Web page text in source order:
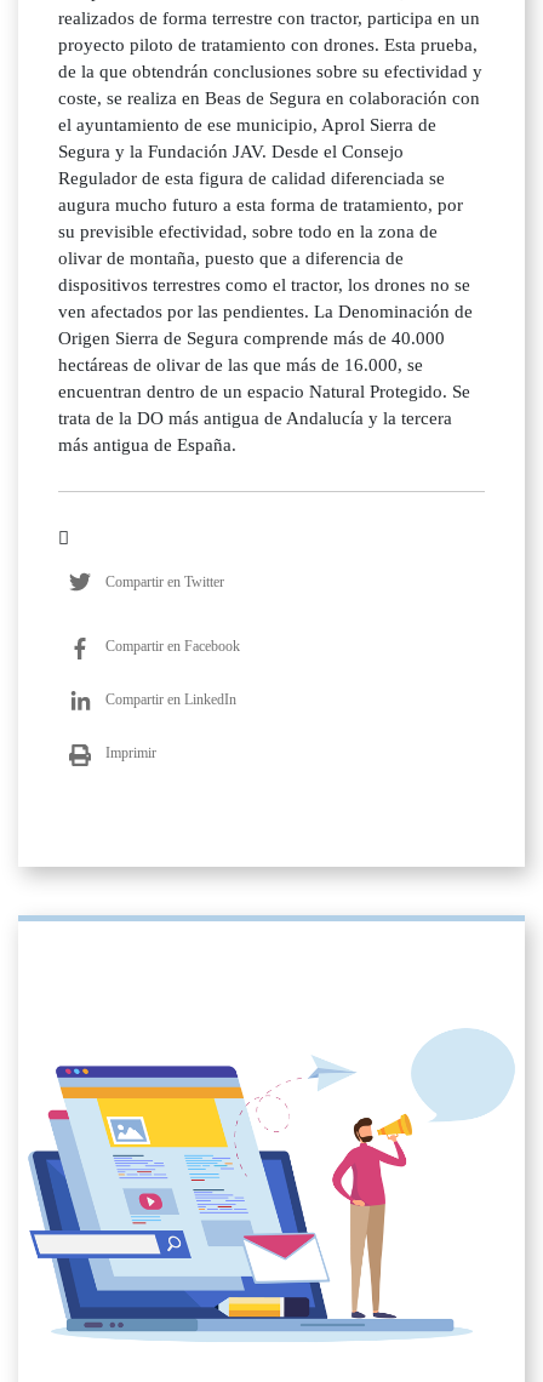
realizados de forma terrestre con tractor, participa en un
proyecto piloto de tratamiento con drones. Esta prueba,
de la que obtendrán conclusiones sobre su efectividad y
coste, se realiza en Beas de Segura en colaboración con
el ayuntamiento de ese municipio, Aprol Sierra de
Segura y la Fundación JAV. Desde el Consejo
Regulador de esta figura de calidad diferenciada se
augura mucho futuro a esta forma de tratamiento, por
su previsible efectividad, sobre todo en la zona de
olivar de montaña, puesto que a diferencia de
dispositivos terrestres como el tractor, los drones no se
ven afectados por las pendientes. La Denominación de
Origen Sierra de Segura comprende más de 40.000
hectáreas de olivar de las que más de 16.000, se
encuentran dentro de un espacio Natural Protegido. Se
trata de la DO más antigua de Andalucía y la tercera
más antigua de España.
Compartir en Twitter
Compartir en Facebook
Compartir en LinkedIn
Imprimir